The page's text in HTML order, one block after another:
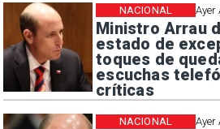
Ayer
Ministro Arrau
estado de
toques de
escuchas
críticas
NACIONAL
Ayer
NACIONAL